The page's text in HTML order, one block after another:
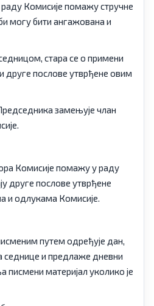
Комисије помажу стручне
могу бити ангажована и
стара се о примени
друге послове утврђене овим
замењује члан
Комисије помажу у раду
друге послове утврђене
и одлукама Комисије.
путем одређује дан,
и предлаже дневни
писмени материјал уколико је